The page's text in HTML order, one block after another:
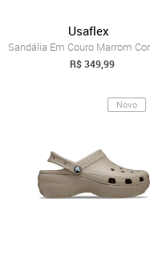
Usaflex
R$ 349,99
Novo